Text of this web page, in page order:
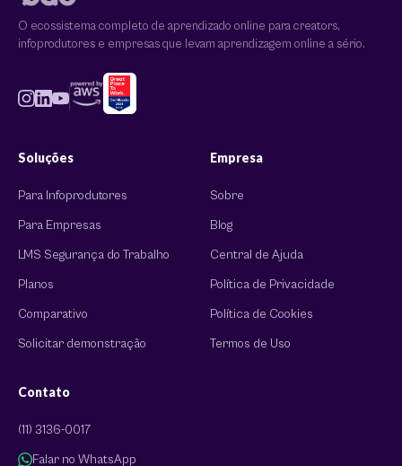
O ecossistema completo de aprendizado online para creators,
infoprodutores e empresas que levam aprendizagem online a sério.
Soluções
Para Infoprodutores
Para Empresas
LMS Segurança do Trabalho
Planos
Comparativo
Solicitar demonstração
Empresa
Sobre
Blog
Central de Ajuda
Política de Privacidade
Política de Cookies
Termos de Uso
Contato
(11) 3136-0017
Falar no WhatsApp